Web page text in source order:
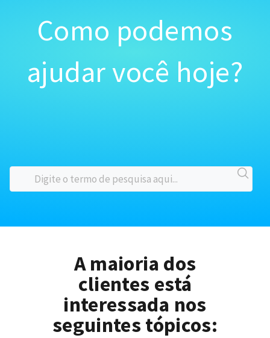
Como podemos
ajudar você hoje?
A maioria dos
clientes está
interessada nos
seguintes tópicos: